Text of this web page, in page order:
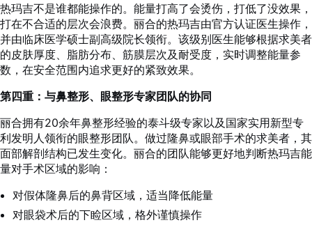
热玛吉不是谁都能操作的。能量打高了会烫伤，打低了没效果，
打在不合适的层次会浪费。丽合的热玛吉由官方认证医生操作，
并由临床医学硕士副高级院长领衔。该级别医生能够根据求美者
的皮肤厚度、脂肪分布、筋膜层次及耐受度，实时调整能量参
数，在安全范围内追求更好的紧致效果。
第四重：与鼻整形、眼整形专家团队的协同
丽合拥有20余年鼻整形经验的泰斗级专家以及国家实用新型专
利发明人领衔的眼整形团队。做过隆鼻或眼部手术的求美者，其
面部解剖结构已发生变化。丽合的团队能够更好地判断热玛吉能
量对手术区域的影响：
对假体隆鼻后的鼻背区域，适当降低能量
对眼袋术后的下睑区域，格外谨慎操作